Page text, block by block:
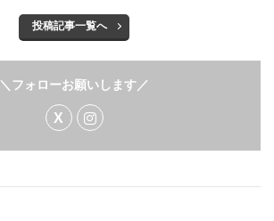
投稿記事一覧へ
＼フォローお願いします／